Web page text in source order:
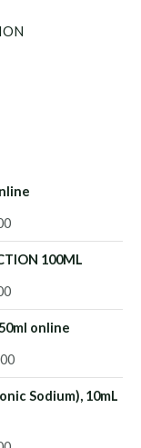
Current
price
is:
100ML
Current
price
is: online
Current
price
is:Sodium), 10mL